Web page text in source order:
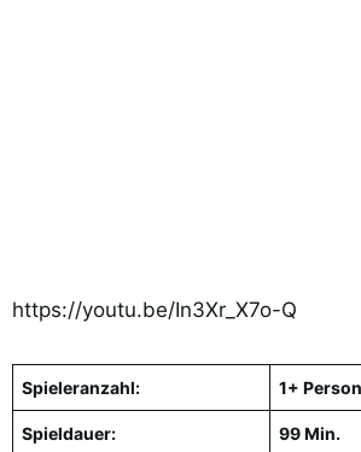
https://youtu.be/In3Xr_X7o-Q
Spieleranzahl: 1+
Spieldauer: 99 Min.